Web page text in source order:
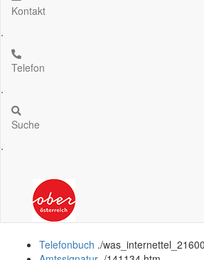
Kontakt
.
Telefon
.
Suche
.
Telefonbuch ./